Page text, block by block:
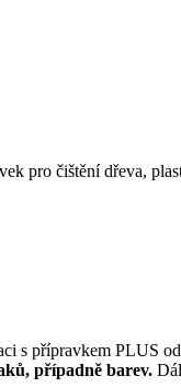
pro čištění dřeva,
s přípravkem PLUS
případně barev.